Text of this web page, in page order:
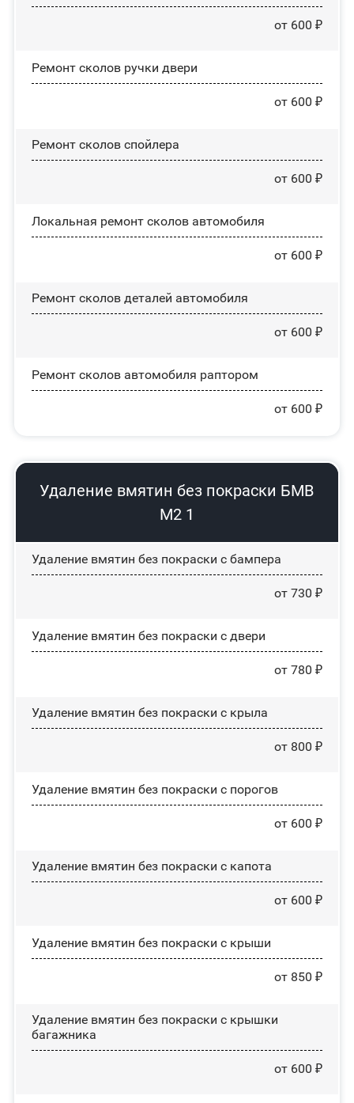
от 600 ₽
Ремонт сколов ручки двери
от 600 ₽
Ремонт сколов спойлера
от 600 ₽
Локальная ремонт сколов автомобиля
от 600 ₽
Ремонт сколов деталей автомобиля
от 600 ₽
Ремонт сколов автомобиля раптором
от 600 ₽
Удаление вмятин без покраски БМВ
М2 1
Удаление вмятин без покраски с бампера
от 730 ₽
Удаление вмятин без покраски с двери
от 780 ₽
Удаление вмятин без покраски с крыла
от 800 ₽
Удаление вмятин без покраски с порогов
от 600 ₽
Удаление вмятин без покраски с капота
от 600 ₽
Удаление вмятин без покраски с крыши
от 850 ₽
Удаление вмятин без покраски с крышки
багажника
от 600 ₽